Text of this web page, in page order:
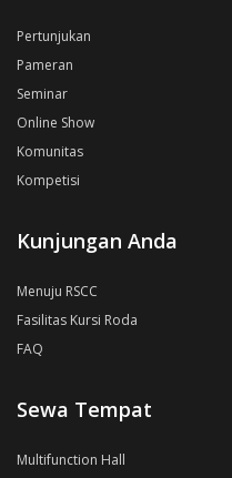
Pertunjukan
Pameran
Seminar
Online Show
Komunitas
Kompetisi
Kunjungan Anda
Menuju RSCC
Fasilitas Kursi Roda
FAQ
Sewa Tempat
Multifunction Hall